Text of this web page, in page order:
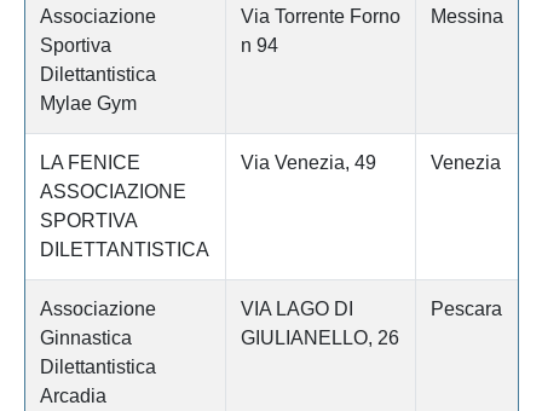
Associazione
Sportiva
Dilettantistica
Mylae Gym
Via Torrente Forno
n 94
Messina
LA FENICE
ASSOCIAZIONE
SPORTIVA
DILETTANTISTICA
Via Venezia, 49 Venezia
Associazione
Ginnastica
Dilettantistica
Arcadia
VIA LAGO DI
GIULIANELLO, 26
Pescara